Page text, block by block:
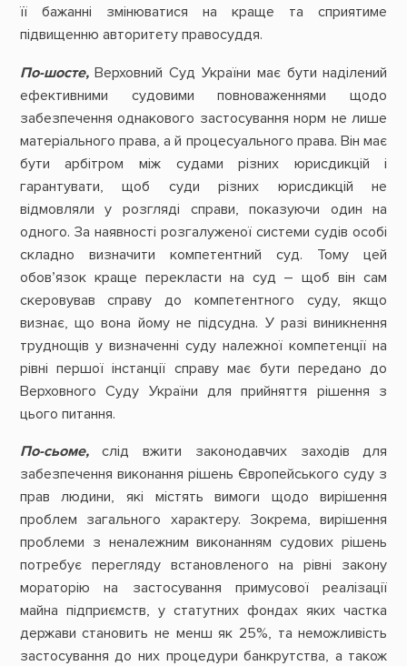
її бажанні змінюватися на краще та сприятиме
підвищенню авторитету правосуддя.
По-шосте,Верховний Суд України має бути наділений
ефективними судовими повноваженнями щодо
забезпечення однакового застосування норм не лише
матеріального права, а й процесуального права. Він має
бути арбітром між судами різних юрисдикцій і
гарантувати, щоб суди різних юрисдикцій не
відмовляли у розгляді справи, показуючи один на
одного. За наявності розгалуженої системи судів особі
складно визначити компетентний суд. Тому цей
обов’язок краще перекласти на суд – щоб він сам
скеровував справу до компетентного суду, якщо
визнає, що вона йому не підсудна. У разі виникнення
труднощів у визначенні суду належної компетенції на
рівні першої інстанції справу має бути передано до
Верховного Суду України для прийняття рішення з
цього питання.
По-сьоме,слід вжити законодавчих заходів для
забезпечення виконання рішень Європейського суду з
прав людини, які містять вимоги щодо вирішення
проблем загального характеру. Зокрема, вирішення
проблеми з неналежним виконанням судових рішень
потребує перегляду встановленого на рівні закону
мораторію на застосування примусової реалізації
майна підприємств, у статутних фондах яких частка
держави становить не менш як 25%, та неможливість
застосування до них процедури банкрутства, а також